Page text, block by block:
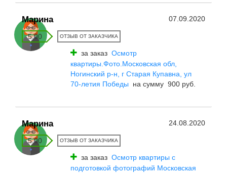
Марина 07.09.2020
5.00 ОТЗЫВ ОТ ЗАКАЗЧИКА
за заказ Осмотр
квартиры.Фото.Московская обл,
Ногинский р-н, г Старая Купавна, ул
70-летия Победы
на сумму 900 руб.
Марина 24.08.2020
5.00 ОТЗЫВ ОТ ЗАКАЗЧИКА
за заказ Осмотр квартиры с
подготовкой фотографий Московская